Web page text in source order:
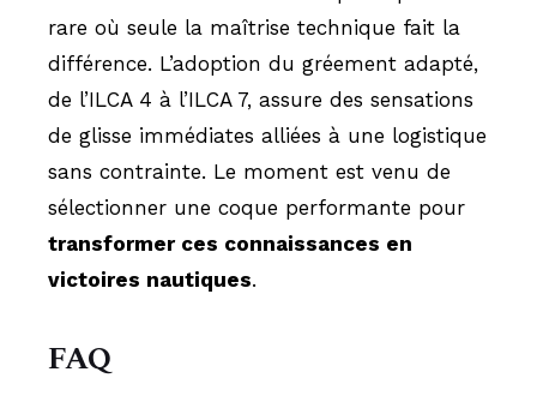
rare où seule la maîtrise technique fait la
différence. L’adoption du gréement adapté,
de l’ILCA 4 à l’ILCA 7, assure des sensations
de glisse immédiates alliées à une logistique
sans contrainte. Le moment est venu de
sélectionner une coque performante pour
transformer ces connaissances en
victoires nautiques.
FAQ